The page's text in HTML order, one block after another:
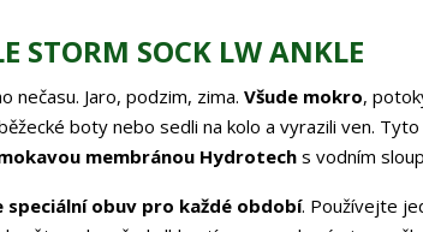
STORM SOCK LW ANKLE
nečasu. Jaro, podzim, zima. Všude mokro,
boty nebo sedli na kolo a vyrazili ven.
membránou Hydrotech s vodním
obuv pro každé období. Používejte